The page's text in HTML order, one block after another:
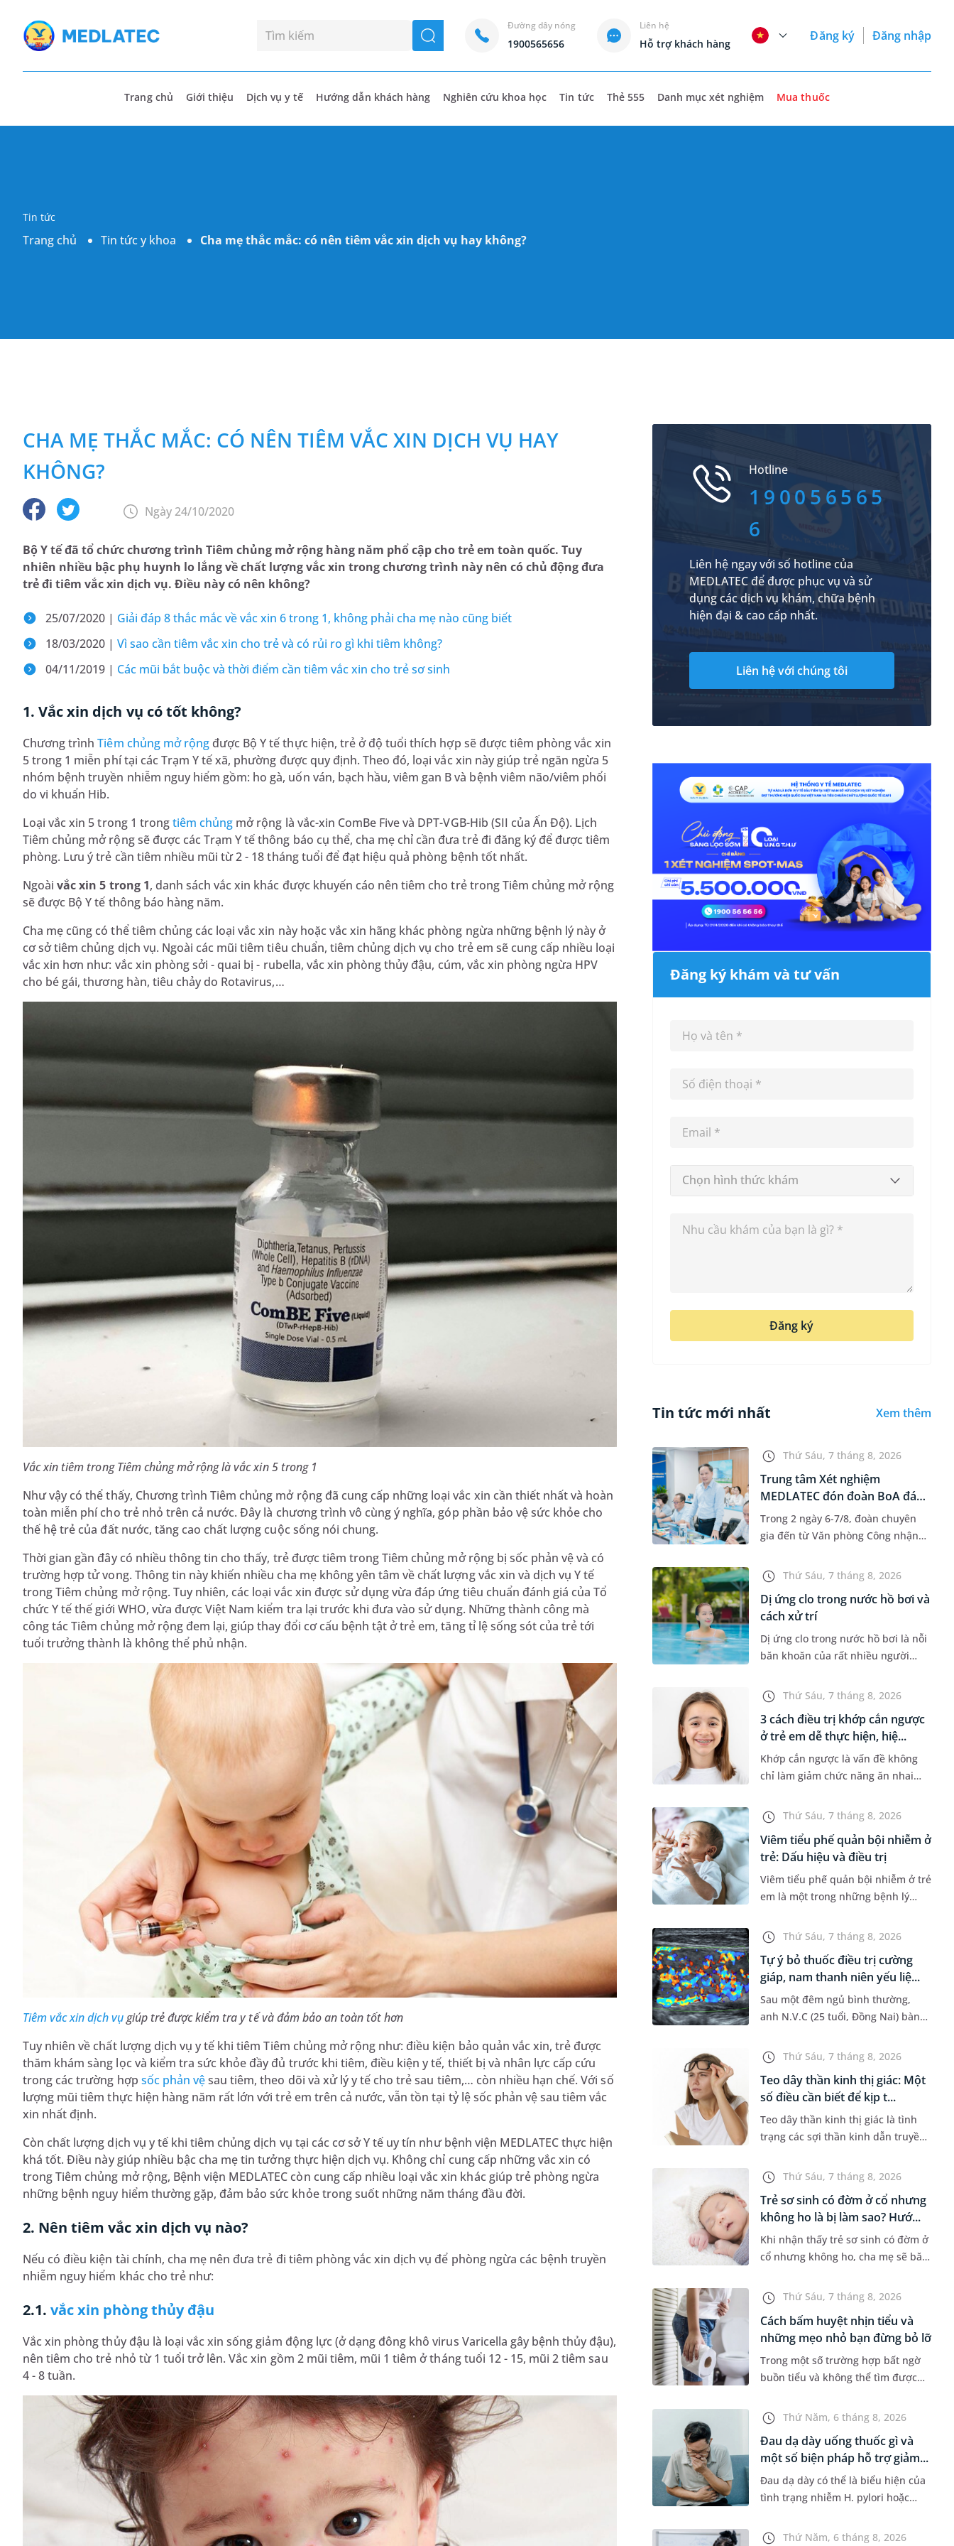
seach
Đường dây nóng
1900565656
Liên hệ
Hỗ trợ khách hàng
Đăng ký Đăng nhập
Trang chủ Giới thiệu Dịch vụ y tế Hướng dẫn khách hàng Nghiên cứu khoa học Tin tức Thẻ 555 Danh mục xét nghiệm Mua thuốc
Tin tức
Trang chủ Tin tức y khoa Cha mẹ thắc mắc: có nên tiêm vắc xin dịch vụ hay không?
CHA MẸ THẮC MẮC: CÓ NÊN TIÊM VẮC XIN DỊCH VỤ HAY
KHÔNG?
Ngày 24/10/2020
Bộ Y tế đã tổ chức chương trình Tiêm chủng mở rộng hàng năm phổ cập cho trẻ em toàn quốc. Tuy
nhiên nhiều bậc phụ huynh lo lắng về chất lượng vắc xin trong chương trình này nên có chủ động đưa
trẻ đi tiêm vắc xin dịch vụ. Điều này có nên không?
25/07/2020 | Giải đáp 8 thắc mắc về vắc xin 6 trong 1, không phải cha mẹ nào cũng biết
18/03/2020 | Vì sao cần tiêm vắc xin cho trẻ và có rủi ro gì khi tiêm không?
04/11/2019 | Các mũi bắt buộc và thời điểm cần tiêm vắc xin cho trẻ sơ sinh
1. Vắc xin dịch vụ có tốt không?
Chương trìnhTiêm chủng mở rộng được Bộ Y tế thực hiện, trẻ ở độ tuổi thích hợp sẽ được tiêm phòng vắc xin
5 trong 1 miễn phí tại các Trạm Y tế xã, phường được quy định. Theo đó, loại vắc xin này giúp trẻ ngăn ngừa 5
nhóm bệnh truyền nhiễm nguy hiểm gồm: ho gà, uốn ván, bạch hầu, viêm gan B và bệnh viêm não/viêm phổi
do vi khuẩn Hib.
Loại vắc xin 5 trong 1 trongtiêm chủng mở rộng là vắc-xin ComBe Five và DPT-VGB-Hib (SII của Ấn Độ). Lịch
Tiêm chủng mở rộng sẽ được các Trạm Y tế thông báo cụ thể, cha mẹ chỉ cần đưa trẻ đi đăng ký để được tiêm
phòng. Lưu ý trẻ cần tiêm nhiều mũi từ 2 - 18 tháng tuổi để đạt hiệu quả phòng bệnh tốt nhất.
Ngoàivắc xin 5 trong 1, danh sách vắc xin khác được khuyến cáo nên tiêm cho trẻ trong Tiêm chủng mở rộng
sẽ được Bộ Y tế thông báo hàng năm.
Cha mẹ cũng có thể tiêm chủng các loại vắc xin này hoặc vắc xin hãng khác phòng ngừa những bệnh lý này ở
cơ sở tiêm chủng dịch vụ. Ngoài các mũi tiêm tiêu chuẩn, tiêm chủng dịch vụ cho trẻ em sẽ cung cấp nhiều loại
vắc xin hơn như: vắc xin phòng sởi - quai bị - rubella, vắc xin phòng thủy đậu, cúm, vắc xin phòng ngừa HPV
cho bé gái, thương hàn, tiêu chảy do Rotavirus,…
Vắc xin tiêm trong Tiêm chủng mở rộng là vắc xin 5 trong 1
Như vậy có thể thấy, Chương trình Tiêm chủng mở rộng đã cung cấp những loại vắc xin cần thiết nhất và hoàn
toàn miễn phí cho trẻ nhỏ trên cả nước. Đây là chương trình vô cùng ý nghĩa, góp phần bảo vệ sức khỏe cho
thế hệ trẻ của đất nước, tăng cao chất lượng cuộc sống nói chung.
Thời gian gần đây có nhiều thông tin cho thấy, trẻ được tiêm trong Tiêm chủng mở rộng bị sốc phản vệ và có
trường hợp tử vong. Thông tin này khiến nhiều cha mẹ không yên tâm về chất lượng vắc xin và dịch vụ Y tế
trong Tiêm chủng mở rộng. Tuy nhiên, các loại vắc xin được sử dụng vừa đáp ứng tiêu chuẩn đánh giá của Tổ
chức Y tế thế giới WHO, vừa được Việt Nam kiểm tra lại trước khi đưa vào sử dụng. Những thành công mà
công tác Tiêm chủng mở rộng đem lại, giúp thay đổi cơ cấu bệnh tật ở trẻ em, tăng tỉ lệ sống sót của trẻ tới
tuổi trưởng thành là không thể phủ nhận.
Tiêm vắc xin dịch vụgiúp trẻ được kiểm tra y tế và đảm bảo an toàn tốt hơn
Tuy nhiên về chất lượng dịch vụ y tế khi tiêm Tiêm chủng mở rộng như: điều kiện bảo quản vắc xin, trẻ được
thăm khám sàng lọc và kiểm tra sức khỏe đầy đủ trước khi tiêm, điều kiện y tế, thiết bị và nhân lực cấp cứu
trong các trường hợp sốc phản vệsau tiêm, theo dõi và xử lý y tế cho trẻ sau tiêm,… còn nhiều hạn chế. Với số
lượng mũi tiêm thực hiện hàng năm rất lớn với trẻ em trên cả nước, vẫn tồn tại tỷ lệ sốc phản vệ sau tiêm vắc
xin nhất định.
Còn chất lượng dịch vụ y tế khi tiêm chủng dịch vụ tại các cơ sở Y tế uy tín như bệnh viện MEDLATEC thực hiện
khá tốt. Điều này giúp nhiều bậc cha mẹ tin tưởng thực hiện dịch vụ. Không chỉ cung cấp những vắc xin có
trong Tiêm chủng mở rộng, Bệnh viện MEDLATEC còn cung cấp nhiều loại vắc xin khác giúp trẻ phòng ngừa
những bệnh nguy hiểm thường gặp, đảm bảo sức khỏe trong suốt những năm tháng đầu đời.
2. Nên tiêm vắc xin dịch vụ nào?
Nếu có điều kiện tài chính, cha mẹ nên đưa trẻ đi tiêm phòng vắc xin dịch vụ để phòng ngừa các bệnh truyền
nhiễm nguy hiểm khác cho trẻ như:
2.1.vắc xin phòng thủy đậu
Vắc xin phòng thủy đậu là loại vắc xin sống giảm động lực (ở dạng đông khô virus Varicella gây bệnh thủy đậu),
nên tiêm cho trẻ nhỏ từ 1 tuổi trở lên. Vắc xin gồm 2 mũi tiêm, mũi 1 tiêm ở tháng tuổi 12 - 15, mũi 2 tiêm sau
4 - 8 tuần.
Hotline
190056565
6
Liên hệ ngay với số hotline của
MEDLATEC để được phục vụ và sử
dụng các dịch vụ khám, chữa bệnh
hiện đại & cao cấp nhất.
Liên hệ với chúng tôi
Đăng ký khám và tư vấn
Chọn hình thức khám
Đăng ký
Tin tức mới nhất Xem thêm
Thứ Sáu, 7 tháng 8, 2026
Trung tâm Xét nghiệm
MEDLATEC đón đoàn BoA đánh
giá giám...
Trong 2 ngày 6-7/8, đoàn chuyên
gia đến từ Văn phòng Công nhận
nhận và đánh giá cao nỗ lực duy trì
hệ thống quản lý chất lượ...
Thứ Sáu, 7 tháng 8, 2026
Dị ứng clo trong nước hồ bơi và
cách xử trí
Dị ứng clo trong nước hồ bơi là nỗi
băn khoăn của rất nhiều người
trường hợp thường xuyên bơi ở
những hồ bơi nhân tạo. Bài v...
Thứ Sáu, 7 tháng 8, 2026
3 cách điều trị khớp cắn ngược
ở trẻ em dễ thực hiện, hiệ...
Khớp cắn ngược là vấn đề không
chỉ làm giảm chức năng ăn nhai
đối của khuôn mặt. Do đó, cần khắc
phục sớm tình trạng này để...
Thứ Sáu, 7 tháng 8, 2026
Viêm tiểu phế quản bội nhiễm ở
trẻ: Dấu hiệu và điều trị
Viêm tiểu phế quản bội nhiễm ở trẻ
em là một trong những bệnh lý
bùng phát vào thời điểm giao mùa.
Khi những tổn thương ban đầ...
Thứ Sáu, 7 tháng 8, 2026
Tự ý bỏ thuốc điều trị cường
giáp, nam thanh niên yếu liệ...
Sau một đêm ngủ bình thường,
anh N.V.C (25 tuổi, Đồng Nai) bàng
không thể vận động đi lại được. Kết
quả thăm khám tại Phòng...
Thứ Sáu, 7 tháng 8, 2026
Teo dây thần kinh thị giác: Một
số điều cần biết để kịp t...
Teo dây thần kinh thị giác là tình
trạng các sợi thần kinh dẫn truyền
thương và dần mất đi chức năng
hoạt động. Nếu điều trị m...
Thứ Sáu, 7 tháng 8, 2026
Trẻ sơ sinh có đờm ở cổ nhưng
không ho là bị làm sao? Hướ...
Khi nhận thấy trẻ sơ sinh có đờm ở
cổ nhưng không ho, cha mẹ sẽ băn
đường hô hấp hay không. Những
chia sẻ dưới đây sẽ giúp ch...
Thứ Sáu, 7 tháng 8, 2026
Cách bấm huyệt nhịn tiểu và
những mẹo nhỏ bạn đừng bỏ lỡ
Trong một số trường hợp bất ngờ
buồn tiểu và không thể tìm được
dụng phương pháp bấm huyệt
nhịn tiểu. Vậy cách bấm huyệt
nhịn...
Thứ Năm, 6 tháng 8, 2026
Đau dạ dày uống thuốc gì và
một số biện pháp hỗ trợ giảm...
Đau dạ dày có thể là biểu hiện của
tình trạng nhiễm H. pylori hoặc
Dựa theo nguyên nhân cụ thể, bác
Thứ Năm, 6 tháng 8, 2026